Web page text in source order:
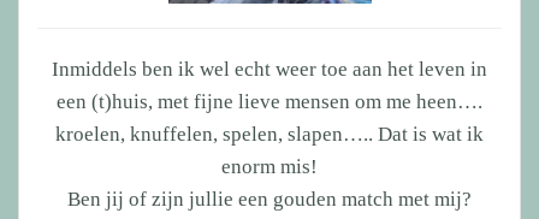
Inmiddels ben ik wel echt weer toe aan het leven in
een (t)huis, met fijne lieve mensen om me heen….
kroelen, knuffelen, spelen, slapen….. Dat is wat ik
enorm mis!
Ben jij of zijn jullie een gouden match met mij?